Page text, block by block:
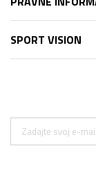
SPORT VISION